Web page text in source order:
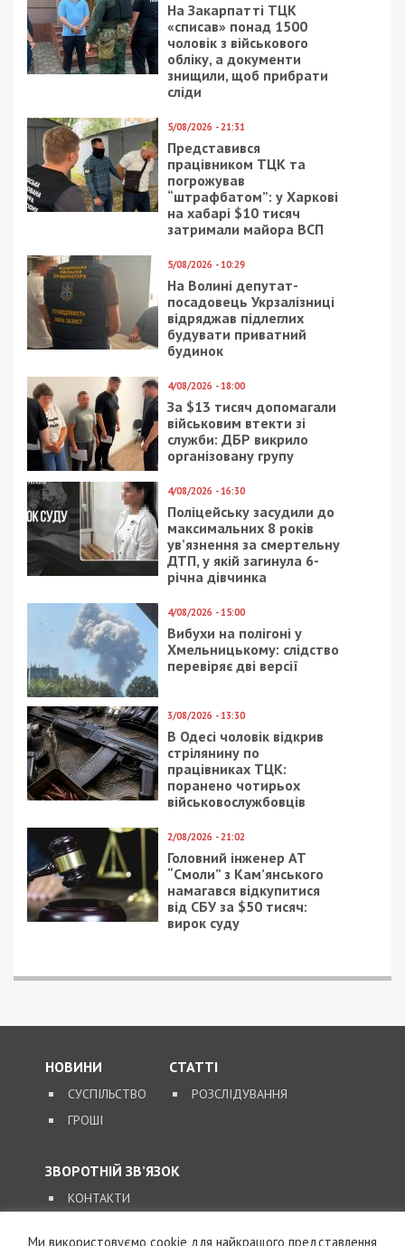
На Закарпатті ТЦК
«списав» понад 1500
чоловік з військового
обліку, а документи
знищили, щоб прибрати
сліди
5/08/2026 - 21:31
Представився
працівником ТЦК та
погрожував
“штрафбатом”: у Харкові
на хабарі $10 тисяч
затримали майора ВСП
5/08/2026 - 10:29
На Волині депутат-
посадовець Укрзалізниці
відряджав підлеглих
будувати приватний
будинок
4/08/2026 - 18:00
За $13 тисяч допомагали
військовим втекти зі
служби: ДБР викрило
організовану групу
4/08/2026 - 16:30
Поліцейську засудили до
максимальних 8 років
ув’язнення за смертельну
ДТП, у якій загинула 6-
річна дівчинка
4/08/2026 - 15:00
Вибухи на полігоні у
Хмельницькому: слідство
перевіряє дві версії
3/08/2026 - 13:30
В Одесі чоловік відкрив
стрілянину по
працівниках ТЦК:
поранено чотирьох
військовослужбовців
2/08/2026 - 21:02
Головний інженер АТ
“Смоли” з Кам’янського
намагався відкупитися
від СБУ за $50 тисяч:
вирок суду
НОВИНИ
СУСПІЛЬСТВО
ГРОШІ
СТАТТІ
РОЗСЛІДУВАННЯ
ЗВОРОТНІЙ ЗВ’ЯЗОК
КОНТАКТИ
Ми використовуємо cookie для найкращого представлення